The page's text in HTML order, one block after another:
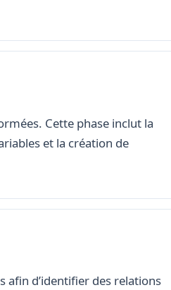
Cette phase inclut la
et la création de
afin d’identifier des relations